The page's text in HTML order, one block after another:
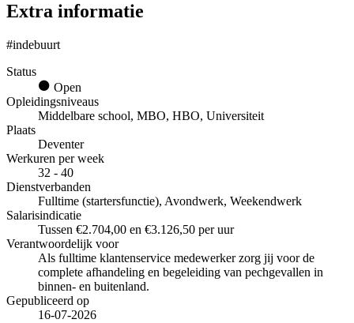
Extra informatie
#indebuurt
Status
Open
Opleidingsniveaus
Middelbare school, MBO, HBO, Universiteit
Plaats
Deventer
Werkuren per week
32 - 40
Dienstverbanden
Fulltime (startersfunctie), Avondwerk, Weekendwerk
Salarisindicatie
Tussen €2.704,00 en €3.126,50 per uur
Verantwoordelijk voor
Als fulltime klantenservice medewerker zorg jij voor de
complete afhandeling en begeleiding van pechgevallen in
binnen- en buitenland.
Gepubliceerd op
16-07-2026